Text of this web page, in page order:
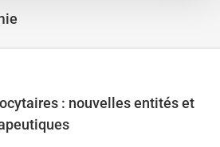
: nouvelles entités et